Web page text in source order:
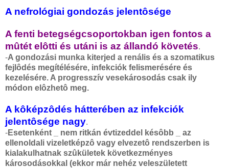
A nefrológiai gondozás jelentôsége
A fenti betegségcsoportokban igen fontos a
mûtét elôtti és utáni is az állandó követés.
-A gondozási munka kiterjed a renális és a szomatikus
fejlôdés megítélésére, infekciók felismerésére és
kezelésére. A progresszív vesekárosodás csak ily
módon elôzhetô meg.
A kôképzôdés hátterében az infekciók
jelentôsége nagy.
-Esetenként _ nem ritkán évtizeddel késôbb _ az
ellenoldali vizeletképzô vagy elvezetô rendszerben is
kialakulhatnak szûkületek következményes
károsodásokkal (ekkor már nehéz veleszületett